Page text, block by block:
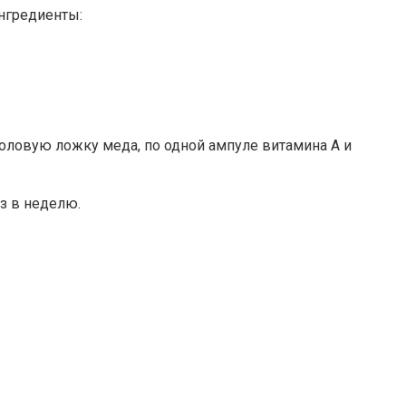
ложку меда, по одной ампуле витамина А и
в неделю.